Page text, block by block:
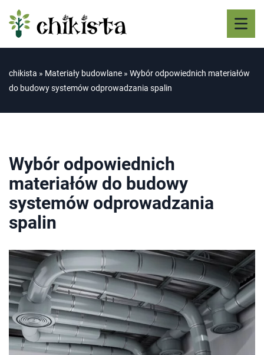
chikista » Materiały budowlane » Wybór odpowiednich materiałów
do budowy systemów odprowadzania spalin
Wybór odpowiednich
materiałów do budowy
systemów odprowadzania
spalin